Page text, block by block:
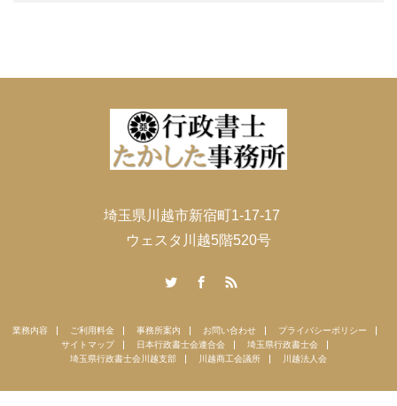
埼玉県川越市新宿町1-17-17
ウェスタ川越5階520号
業務内容 ご利用料金 事務所案内 お問い合わせ
プライバシーポリシー
サイトマップ
日本行政書士会連合会
埼玉県行政書士会
埼玉県行政書士会川越支部
川越商工会議所 川越法人会